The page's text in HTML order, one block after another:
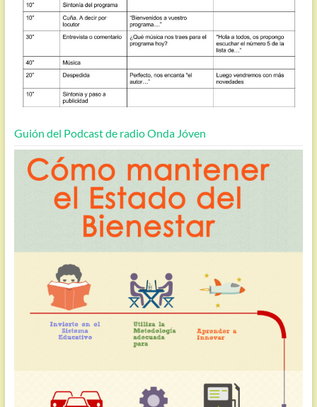
Guión del Podcast de radio Onda Jóven